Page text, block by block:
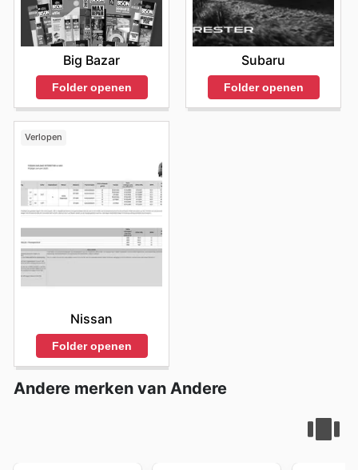
gemak van het vinden van alle benodigde producten op
één plek. Klanten die regelmatig de promoties en
aanbiedingen bekijken, zullen merken dat ze meer waar
voor hun geld krijgen en hun mobiliteitsbehoeften
efficiënt kunnen vervullen. "Stay up to date with
Halfords's weekly ads and enjoy exclusive savings
every day."
bezoek brengen. Dit zorgt ervoor dat u niet voor een
gesloten deur komt te staan en uw winkelbezoek soepel
verloopt.
Big Bazar
Folder openen
Subaru
Folder openen
Verlopen
Nissan
Folder openen
Andere merken van Andere